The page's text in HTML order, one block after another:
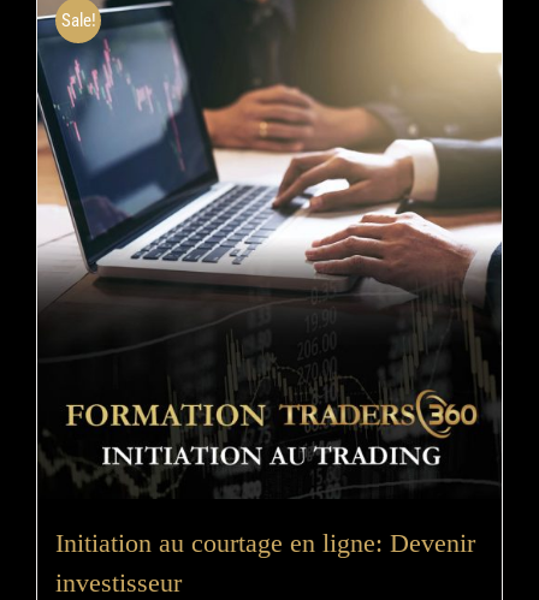
Sale!
Initiation au courtage en ligne: Devenir
investisseur